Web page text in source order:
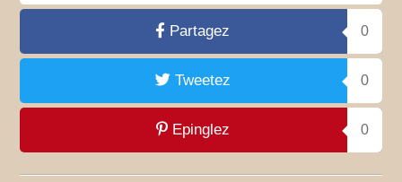
Partagez 0
Tweetez 0
Epinglez 0